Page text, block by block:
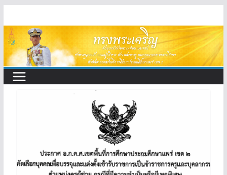
to
content